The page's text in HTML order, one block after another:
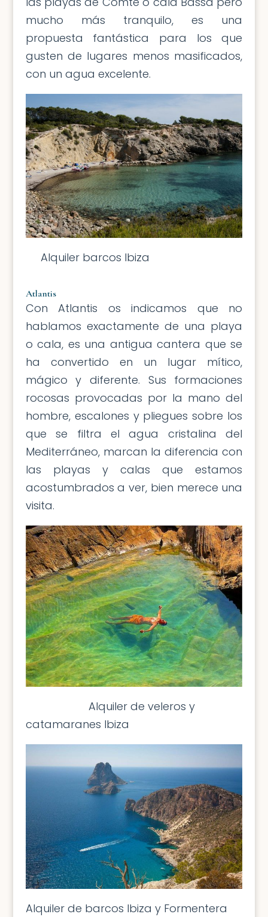
mucho más tranquilo, es una
propuesta fantástica para los que
gusten de lugares menos masificados,
con un agua excelente.
Alquiler barcos Ibiza
Atlantis
Con Atlantis os indicamos que no
hablamos exactamente de una playa
o cala, es una antigua cantera que se
ha convertido en un lugar mítico,
mágico y diferente. Sus formaciones
rocosas provocadas por la mano del
hombre, escalones y pliegues sobre los
que se filtra el agua cristalina del
Mediterráneo, marcan la diferencia con
las playas y calas que estamos
acostumbrados a ver, bien merece una
visita.
Alquiler de veleros y
catamaranes Ibiza
Alquiler de barcos Ibiza y Formentera